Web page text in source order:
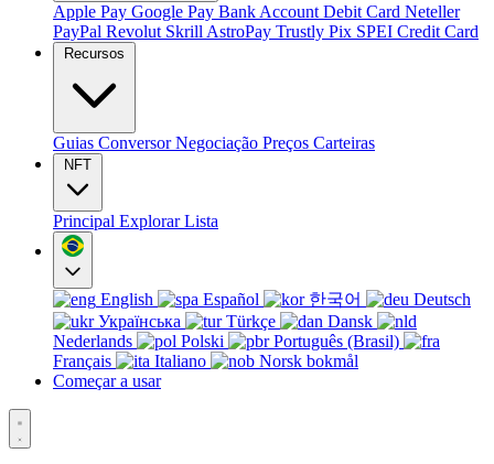
Apple Pay Google Pay Bank Account Debit Card Neteller
PayPal Revolut Skrill AstroPay Trustly Pix SPEI Credit Card
Recursos
Guias ConversorNegociação Preços Carteiras
NFT
Principal ExplorarLista
English Español 한국어
Deutsch
Українська
Türkçe
Dansk
Nederlands
Polski
Português (Brasil)
Français
Italiano
Norsk bokmål
Começar a usar